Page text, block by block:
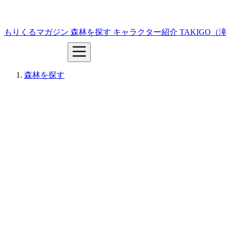
もりくるマガジン 森林を探す キャラクター紹介 TAKIGO（
森林を探す